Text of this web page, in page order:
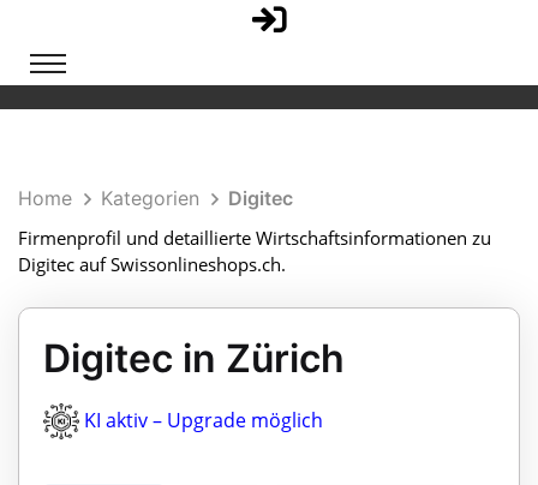
Home Kategorien
Digitec
Firmenprofil und detaillierte Wirtschaftsinformationen zu
Digitec auf Swissonlineshops.ch.
Digitec in Zürich
KI aktiv – Upgrade möglich